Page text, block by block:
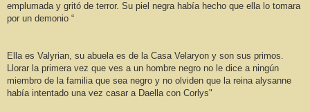
emplumada y gritó de terror. Su piel negra había hecho que ella lo tomara
por un demonio “
Ella es Valyrian, su abuela es de la Casa Velaryon y son sus primos.
Llorar la primera vez que ves a un hombre negro no le dice a ningún
miembro de la familia que sea negro y no olviden que la reina alysanne
había intentado una vez casar a Daella con Corlys"